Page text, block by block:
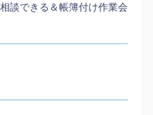
談できる＆帳簿付け作業会